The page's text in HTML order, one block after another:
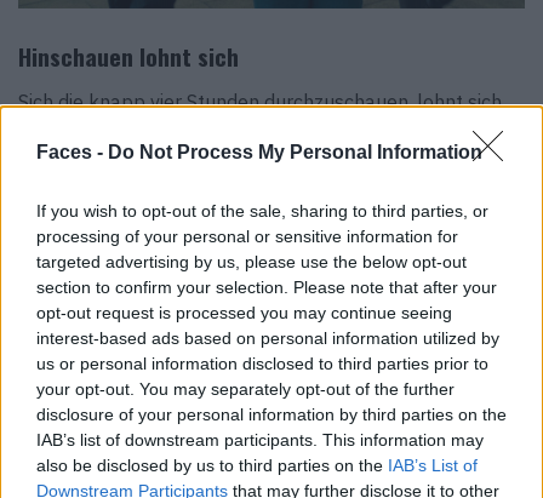
Faces - Do Not Process My Personal Information
If you wish to opt-out of the sale, sharing to third parties, or
processing of your personal or sensitive information for
targeted advertising by us, please use the below opt-out
section to confirm your selection. Please note that after your
opt-out request is processed you may continue seeing
interest-based ads based on personal information utilized by
us or personal information disclosed to third parties prior to
your opt-out. You may separately opt-out of the further
disclosure of your personal information by third parties on the
IAB’s list of downstream participants. This information may
also be disclosed by us to third parties on the IAB’s List of
Downstream Participants that may further disclose it to other
Hinschauen lohnt sich
Sich die knapp vier Stunden durchzuschauen, lohnt sich
trotzdem. Die aufwändigen One-Take-Shots der einzelnen
Episoden sowie das herausragende Schauspieltalent
als Jamie – machen die Serie schauenswert. Stephen
Graham ist ein seltenes Exemplar eines Mannes, der
seine Reichweite und sein Privileg des „alten weißen
Mannes“ richtig nutzt. Für „Adolescence“ verdient er
jedes positive Wort und alle Aufmerksamkeit.
Auch die Hilflosigkeit der Eltern, die keine Ahnung haben,
was ihr Sohn online so treibt, ist realistisch und relevant.
Dass selbst die hochintelligente Psychologin mit Jamie